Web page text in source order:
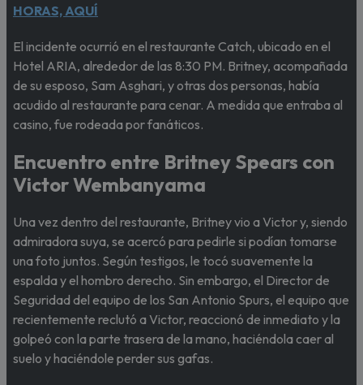
HORAS, AQUÍ
El incidente ocurrió en el restaurante Catch, ubicado en el
Hotel ARIA, alrededor de las 8:30 PM. Britney, acompañada
de su esposo, Sam Asghari, y otras dos personas, había
acudido al restaurante para cenar. A medida que entraba al
casino, fue rodeada por fanáticos.
Encuentro entre Britney Spears con
Victor Wembanyama
Una vez dentro del restaurante, Britney vio a Victor y, siendo
admiradora suya, se acercó para pedirle si podían tomarse
una foto juntos. Según testigos, le tocó suavemente la
espalda y el hombro derecho. Sin embargo, el Director de
Seguridad del equipo de los San Antonio Spurs, el equipo que
recientemente reclutó a Victor, reaccionó de inmediato y la
golpeó con la parte trasera de la mano, haciéndola caer al
suelo y haciéndole perder sus gafas.